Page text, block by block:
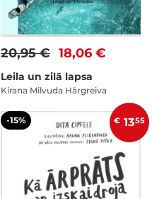
18,06 €
20,95 €
Leila un zilā lapsa
Kirana Milvuda Hārgreiva
-15% € 1355